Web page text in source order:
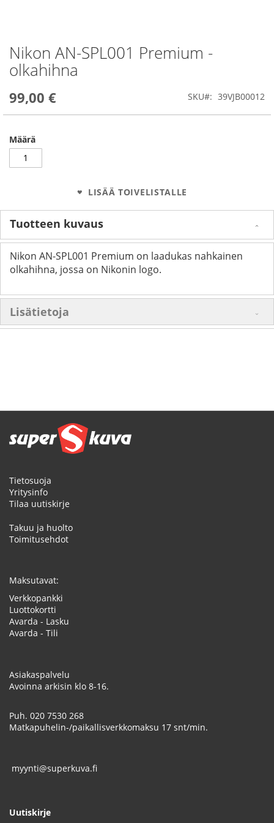
Nikon AN-SPL001 Premium -
olkahihna
99,00 € SKU 39VJB00012
Määrä
LISÄÄ TOIVELISTALLE
Skip
to
the
of
images
Tuotteen kuvaus
Nikon AN-SPL001 Premium on laadukas nahkainen
olkahihna, jossa on Nikonin logo.
Lisätietoja
Tietosuoja
Yritysinfo
Tilaa uutiskirje
Takuu ja huolto
Toimitusehdot
Maksutavat:
Verkkopankki
Luottokortti
Avarda - Lasku
Avarda - Tili
Asiakaspalvelu
Avoinna arkisin klo 8-16.
Puh. 020 7530 268
Matkapuhelin-/paikallisverkkomaksu 17 snt/min.
myynti@superkuva.fi
Uutiskirje